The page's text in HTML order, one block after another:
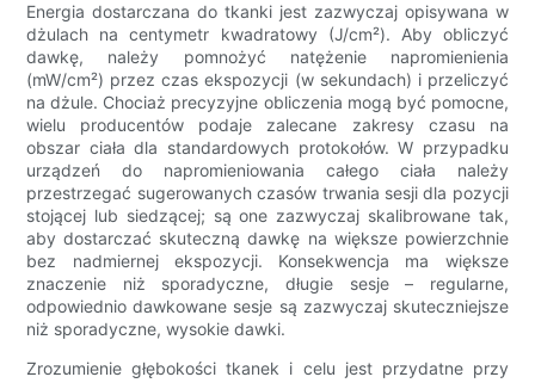
Energia dostarczana do tkanki jest zazwyczaj opisywana w
dżulach na centymetr kwadratowy (J/cm²). Aby obliczyć
dawkę, należy pomnożyć natężenie napromienienia
(mW/cm²) przez czas ekspozycji (w sekundach) i przeliczyć
na dżule. Chociaż precyzyjne obliczenia mogą być pomocne,
wielu producentów podaje zalecane zakresy czasu na
obszar ciała dla standardowych protokołów. W przypadku
urządzeń do napromieniowania całego ciała należy
przestrzegać sugerowanych czasów trwania sesji dla pozycji
stojącej lub siedzącej; są one zazwyczaj skalibrowane tak,
aby dostarczać skuteczną dawkę na większe powierzchnie
bez nadmiernej ekspozycji. Konsekwencja ma większe
znaczenie niż sporadyczne, długie sesje – regularne,
odpowiednio dawkowane sesje są zazwyczaj skuteczniejsze
niż sporadyczne, wysokie dawki.
Zrozumienie głębokości tkanek i celu jest przydatne przy